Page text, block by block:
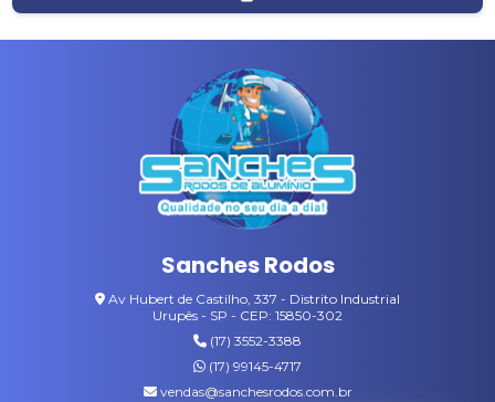
Sanches Rodos
Av Hubert de Castilho, 337 - Distrito Industrial
Urupês - SP - CEP: 15850-302
(17) 3552-3388
(17) 99145-4717
vendas@sanchesrodos.com.br